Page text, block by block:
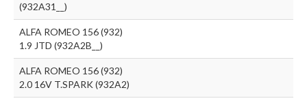
(932A31__)
ALFA ROMEO 156 (932)
1.9 JTD (932A2B__)
ALFA ROMEO 156 (932)
2.0 16V T.SPARK (932A2)